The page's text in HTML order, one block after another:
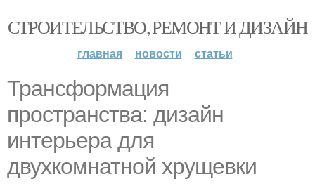
СТРОИТЕЛЬСТВО, РЕМОНТ И ДИЗАЙН
главная новости статьи
Трансформация
пространства: дизайн
интерьера для
двухкомнатной хрущевки